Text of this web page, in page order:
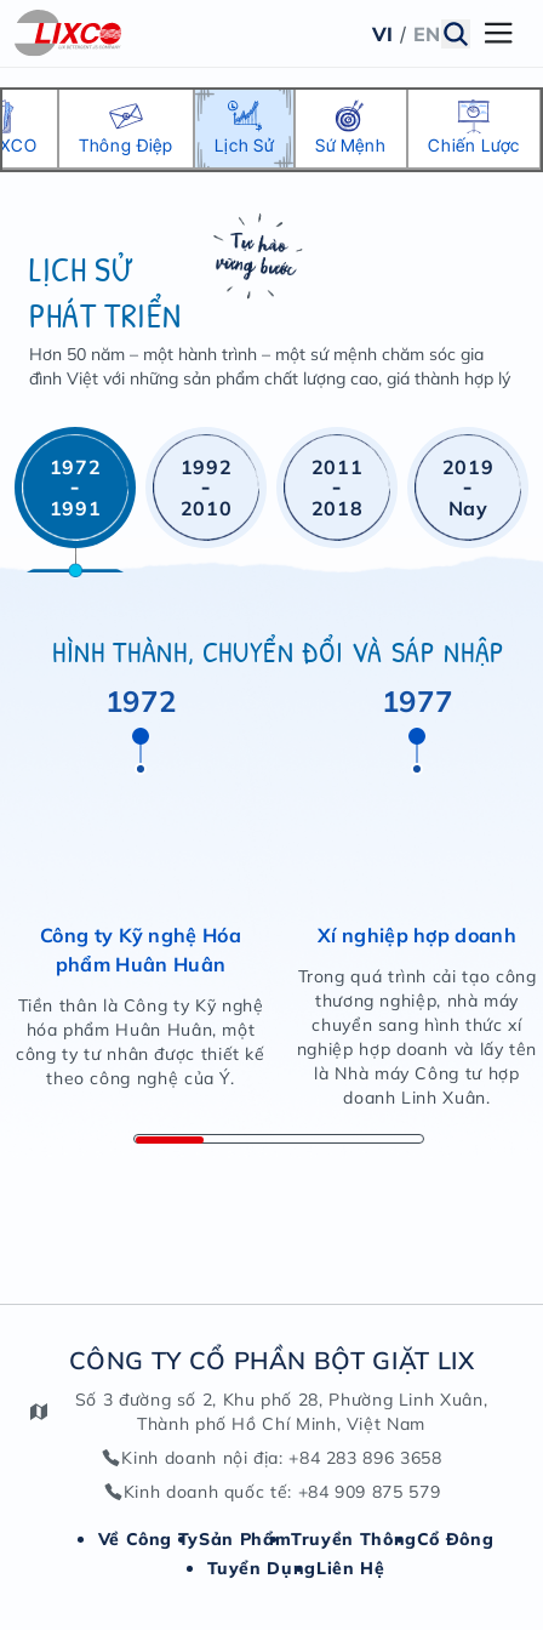
VI/ EN
Thông Điệp Lịch Sử Sứ Mệnh Chiến Lược
LỊCH SỬ
PHÁT TRIỂN
Hơn 50 năm – một hành trình – một sứ mệnh chăm sóc gia
đình Việt với những sản phẩm chất lượng cao, giá thành hợp lý
1972
-
1991
1992
-
2010
2011
-
2018
2019
-
Nay
HÌNH THÀNH, CHUYỂN ĐỔI VÀ SÁP NHẬP
1972
Công ty Kỹ nghệ Hóa
phẩm Huân Huân
Tiền thân là Công ty Kỹ nghệ
hóa phẩm Huân Huân, một
công ty tư nhân được thiết kế
theo công nghệ của Ý.
1977
Xí nghiệp hợp doanh
Trong quá trình cải tạo công
thương nghiệp, nhà máy
chuyển sang hình thức xí
nghiệp hợp doanh và lấy tên
là Nhà máy Công tư hợp
doanh Linh Xuân.
CÔNG TY CỔ PHẦN BỘT GIẶT LIX
Số 3 đường số 2, Khu phố 28, Phường Linh Xuân,
Thành phố Hồ Chí Minh, Việt Nam
Kinh doanh nội địa: +84 283 896 3658
Kinh doanh quốc tế: +84 909 875 579
Về Công TySản PhẩmTruyền ThôngCổ Đông
Tuyển DụngLiên Hệ